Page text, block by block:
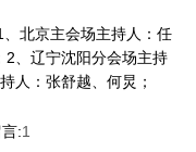
北京主会场主持人：任
2、辽宁沈阳分会场主持
人：张舒越、何炅；
:1